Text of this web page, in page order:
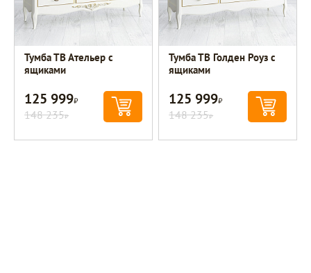
Тумба ТВ Ательер с
ящиками
125 999Р
148 235Р
Тумба ТВ Голден Роуз с
ящиками
125 999Р
148 235Р